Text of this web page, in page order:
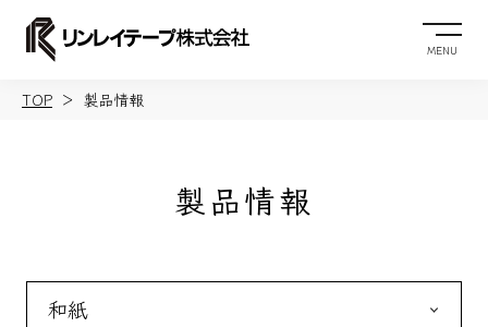
MENU
TOP 製品情報
製品情報
和紙
PE・PET
布
クラフト
両面
印刷テープ極少
その他